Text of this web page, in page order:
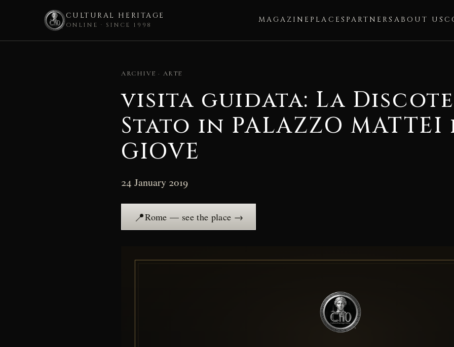
CULTURAL HERITAGE
ONLINE · SINCE 1998
MAGAZINE PLACES PARTNERS ABOUT US
ARCHIVE · ARTE
visita guidata: La
Stato in PALAZZO MATTEI
GIOVE
24 January 2019
📍Rome — see the place →